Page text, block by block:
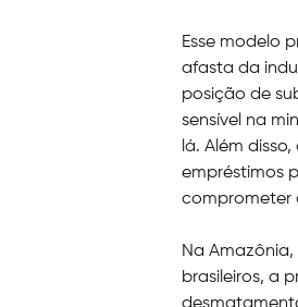
Esse modelo
afasta da
posição de
sensível na
lá. Além
empréstimos
comprometer
Na
brasileiros, a